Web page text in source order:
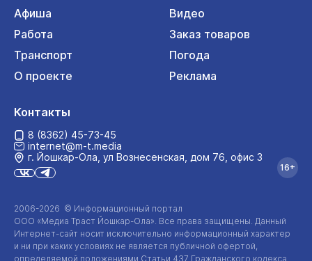
Афиша
Видео
Работа
Заказ товаров
Транспорт
Погода
О проекте
Реклама
2006-2026 © Информационный портал
ООО «Медиа Траст Йошкар-Ола». Все права защищены. Данный
Интернет-сайт носит исключительно информационный характер
и ни при каких условиях не является публичной офертой,
определяемой положениями Статьи 437 Гражданского кодекса
Контакты
8 (8362) 45-73-45
internet@m-t.media
г. Йошкар‑Ола, ул Вознесенская, дом 76, офис 3
16+